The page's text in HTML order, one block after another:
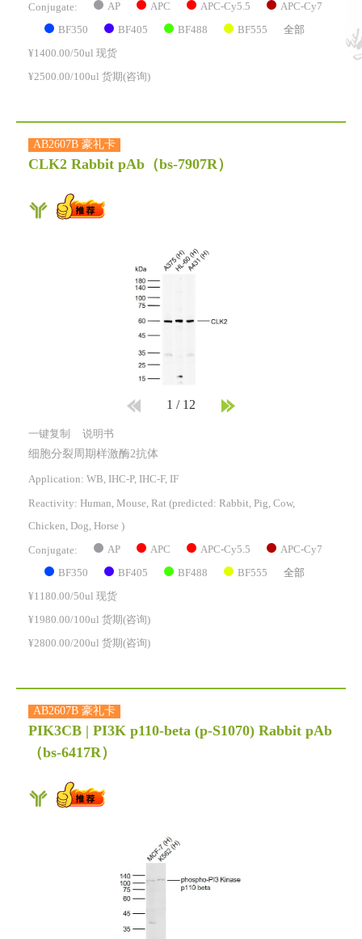
Conjugate: AP APC APC-Cy5.5 APC-Cy7
BF350 BF405 BF488 BF555 全部
¥1400.00/50ul 现货
¥2500.00/100ul 货期(咨询)
AB2607B 豪礼卡
CLK2 Rabbit pAb （bs-7907R）
1 / 12
一键复制 说明书
细胞分裂周期样激酶2抗体
Application: WB, IHC-P, IHC-F, IF
Reactivity: Human, Mouse, Rat (predicted: Rabbit, Pig, Cow,
Chicken, Dog, Horse )
Conjugate: AP APC APC-Cy5.5 APC-Cy7
BF350 BF405 BF488 BF555 全部
¥1180.00/50ul 现货
¥1980.00/100ul 货期(咨询)
¥2800.00/200ul 货期(咨询)
AB2607B 豪礼卡
PIK3CB | PI3K p110-beta (p-S1070) Rabbit pAb
（bs-6417R）